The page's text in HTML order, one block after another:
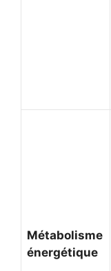
Métabolisme
énergétique